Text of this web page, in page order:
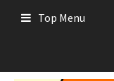
Top Menu